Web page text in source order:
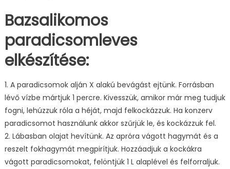
Bazsalikomos
paradicsomleves
elkészítése:
1. A paradicsomok alján X alakú bevágást ejtünk. Forrásban
lévő vízbe mártjuk 1 percre. Kivesszük, amikor már meg tudjuk
fogni, lehúzzuk róla a héját, majd felkockázzuk. Ha konzerv
paradicsomot használunk akkor szűrjük le, és kockázzuk fel.
2. Lábasban olajat hevítünk. Az apróra vágott hagymát és a
reszelt fokhagymát megpirítjuk. Hozzáadjuk a kockákra
vágott paradicsomokat, felöntjük 1 L alaplével és felforraljuk.